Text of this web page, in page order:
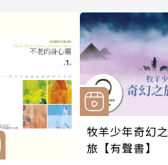
牧羊少年奇幻之
旅【有聲書】